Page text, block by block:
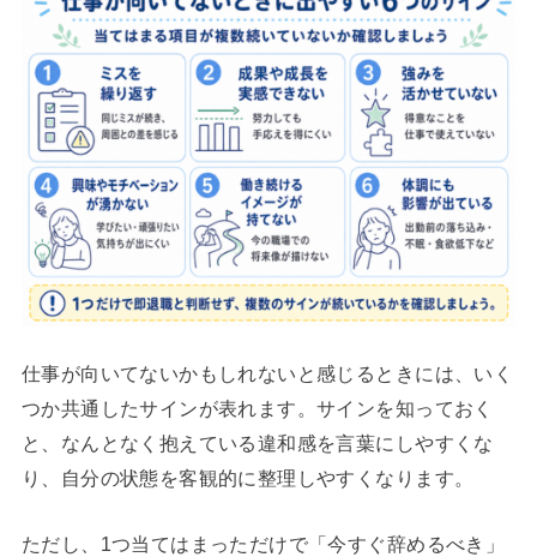
仕事が向いてないかもしれないと感じるときには、いく
つか共通したサインが表れます。サインを知っておく
と、なんとなく抱えている違和感を言葉にしやすくな
り、自分の状態を客観的に整理しやすくなります。
ただし、1つ当てはまっただけで「今すぐ辞めるべき」